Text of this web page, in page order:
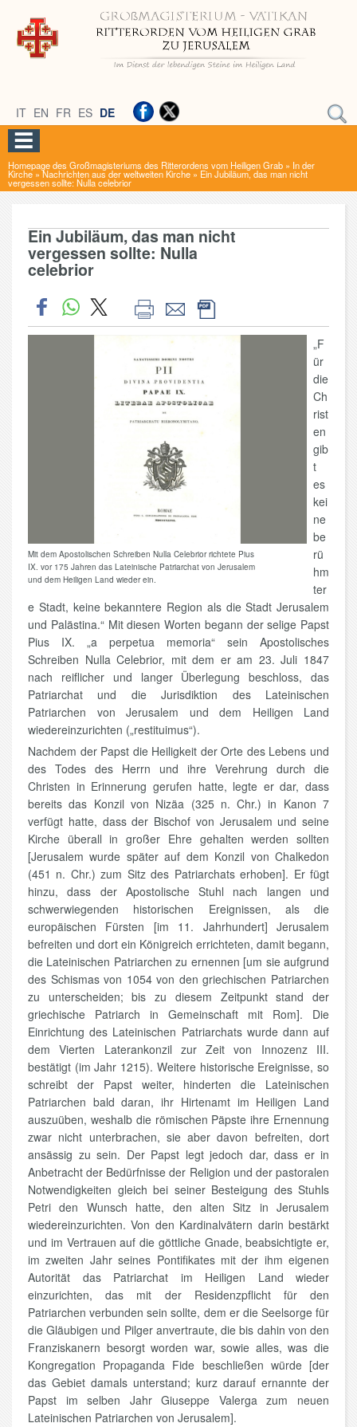
IT EN FR ES DE
Homepage des Großmagisteriums des Ritterordens vom Heiligen Grab » In der
Kirche »Nachrichten aus der weltweiten Kirche » Ein Jubiläum, das man nicht
vergessen sollte: Nulla celebrior
Ein Jubiläum, das man nicht
vergessen sollte: Nulla
celebrior
Mit dem Apostolischen Schreiben Nulla Celebrior richtete Pius
IX. vor 175 Jahren das Lateinische Patriarchat von Jerusalem
und dem Heiligen Land wieder ein.
„F
ür
die
Ch
rist
en
gib
t
es
kei
ne
be
rü
hm
ter
e Stadt, keine bekanntere Region als die Stadt Jerusalem
und Palästina.“ Mit diesen Worten begann der selige Papst
Pius IX. „a perpetua memoria“ sein Apostolisches
Schreiben Nulla Celebrior, mit dem er am 23. Juli 1847
nach reiflicher und langer Überlegung beschloss, das
Patriarchat und die Jurisdiktion des Lateinischen
Patriarchen von Jerusalem und dem Heiligen Land
wiedereinzurichten („restituimus“).
Nachdem der Papst die Heiligkeit der Orte des Lebens und
des Todes des Herrn und ihre Verehrung durch die
Christen in Erinnerung gerufen hatte, legte er dar, dass
bereits das Konzil von Nizäa (325 n. Chr.) in Kanon 7
verfügt hatte, dass der Bischof von Jerusalem und seine
Kirche überall in großer Ehre gehalten werden sollten
[Jerusalem wurde später auf dem Konzil von Chalkedon
(451 n. Chr.) zum Sitz des Patriarchats erhoben]. Er fügt
hinzu, dass der Apostolische Stuhl nach langen und
schwerwiegenden historischen Ereignissen, als die
europäischen Fürsten [im 11. Jahrhundert] Jerusalem
befreiten und dort ein Königreich errichteten, damit begann,
die Lateinischen Patriarchen zu ernennen [um sie aufgrund
des Schismas von 1054 von den griechischen Patriarchen
zu unterscheiden; bis zu diesem Zeitpunkt stand der
griechische Patriarch in Gemeinschaft mit Rom]. Die
Einrichtung des Lateinischen Patriarchats wurde dann auf
dem Vierten Laterankonzil zur Zeit von Innozenz III.
bestätigt (im Jahr 1215). Weitere historische Ereignisse, so
schreibt der Papst weiter, hinderten die Lateinischen
Patriarchen bald daran, ihr Hirtenamt im Heiligen Land
auszuüben, weshalb die römischen Päpste ihre Ernennung
zwar nicht unterbrachen, sie aber davon befreiten, dort
ansässig zu sein. Der Papst legt jedoch dar, dass er in
Anbetracht der Bedürfnisse der Religion und der pastoralen
Notwendigkeiten gleich bei seiner Besteigung des Stuhls
Petri den Wunsch hatte, den alten Sitz in Jerusalem
wiedereinzurichten. Von den Kardinalvätern darin bestärkt
und im Vertrauen auf die göttliche Gnade, beabsichtigte er,
im zweiten Jahr seines Pontifikates mit der ihm eigenen
Autorität das Patriarchat im Heiligen Land wieder
einzurichten, das mit der Residenzpflicht für den
Patriarchen verbunden sein sollte, dem er die Seelsorge für
die Gläubigen und Pilger anvertraute, die bis dahin von den
Franziskanern besorgt worden war, sowie alles, was die
Kongregation Propaganda Fide beschließen würde [der
das Gebiet damals unterstand; kurz darauf ernannte der
Papst im selben Jahr Giuseppe Valerga zum neuen
Lateinischen Patriarchen von Jerusalem].